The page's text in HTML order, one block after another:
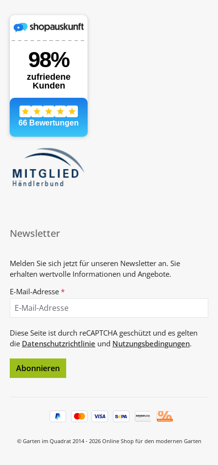
Newsletter
Melden Sie sich jetzt für unseren Newsletter an. Sie
erhalten wertvolle Informationen und Angebote.
E-Mail-Adresse *
Diese Seite ist durch reCAPTCHA geschützt und es gelten
die Datenschutzrichtlinie und Nutzungsbedingungen.
Abonnieren
© Garten im Quadrat 2014 - 2026 Online Shop für den modernen Garten